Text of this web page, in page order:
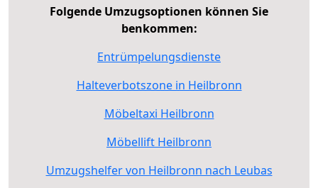
Folgende Umzugsoptionen können Sie
benkommen:
Entrümpelungsdienste
Halteverbotszone in Heilbronn
Möbeltaxi Heilbronn
Möbellift Heilbronn
Umzugshelfer von Heilbronn nach Leubas